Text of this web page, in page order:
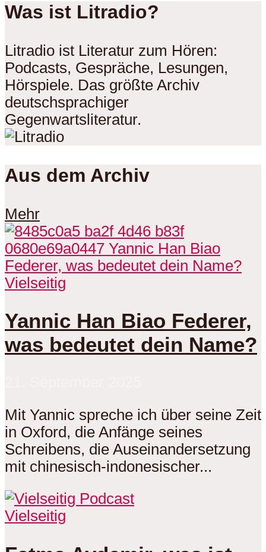
Was ist Litradio?
Litradio ist Literatur zum Hören:
Podcasts, Gespräche, Lesungen,
Hörspiele. Das größte Archiv
deutschsprachiger
Gegenwartsliteratur.
Aus dem Archiv
Mehr
Vielseitig
Yannic Han Biao Federer,
was bedeutet dein Name?
Mit Yannic spreche ich über seine Zeit
in Oxford, die Anfänge seines
Schreibens, die Auseinandersetzung
mit chinesisch-indonesischer...
Vielseitig